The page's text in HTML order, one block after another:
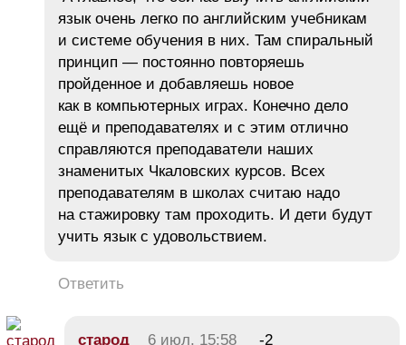
язык очень легко по английским учебникам
и системе обучения в них. Там спиральный
принцип — постоянно повторяешь
пройденное и добавляешь новое
как в компьютерных играх. Конечно дело
ещё и преподавателях и с этим отлично
справляются преподаватели наших
знаменитых Чкаловских курсов. Всех
преподавателям в школах считаю надо
на стажировку там проходить. И дети будут
учить язык с удовольствием.
Ответить
старод 6 июл, 15:58
-2